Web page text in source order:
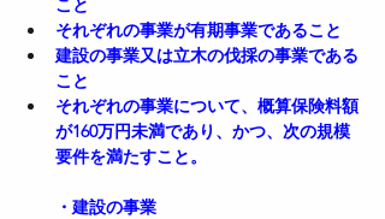
それぞれの事業が有期事業であること
建設の事業又は立木の伐採の事業である
こと
それぞれの事業について、概算保険料額
が160万円未満であり、かつ、次の規模
要件を満たすこと。
・建設の事業